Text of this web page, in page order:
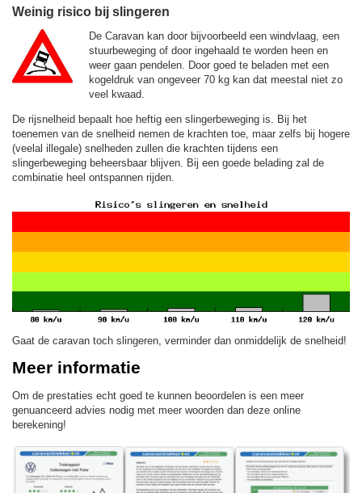
Weinig risico bij slingeren
De Caravan kan door bijvoorbeeld een windvlaag, een
stuurbeweging of door ingehaald te worden heen en
weer gaan pendelen. Door goed te beladen met een
kogeldruk van ongeveer 70 kg kan dat meestal niet zo
veel kwaad.
De rijsnelheid bepaalt hoe heftig een slingerbeweging is. Bij het
toenemen van de snelheid nemen de krachten toe, maar zelfs bij hogere
(veelal illegale) snelheden zullen die krachten tijdens een
slingerbeweging beheersbaar blijven. Bij een goede belading zal de
combinatie heel ontspannen rijden.
Gaat de caravan toch slingeren, verminder dan onmiddelijk de snelheid!
Meer informatie
Om de prestaties echt goed te kunnen beoordelen is een meer
genuanceerd advies nodig met meer woorden dan deze online
berekening!